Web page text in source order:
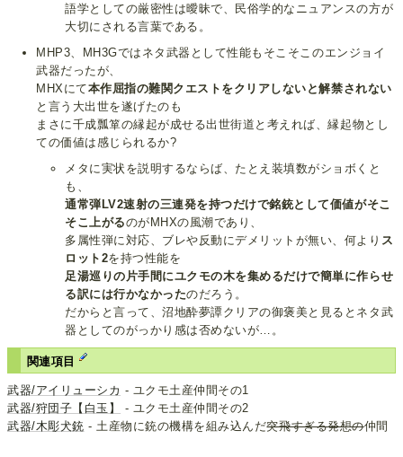
語学としての厳密性は曖昧で、民俗学的なニュアンスの方が
大切にされる言葉である。
MHP3、MH3Gではネタ武器として性能もそこそこのエンジョイ
武器だったが、
MHXにて本作屈指の難関クエストをクリアしないと解禁されない
と言う大出世を遂げたのも
まさに千成瓢箪の縁起が成せる出世街道と考えれば、縁起物とし
ての価値は感じられるか?
メタに実状を説明するならば、たとえ装填数がショボくと
も、
通常弾LV2速射の三連発を持つだけで銘銃として価値がそこ
そこ上がるのがMHXの風潮であり、
多属性弾に対応、ブレや反動にデメリットが無い、何より ス
ロット2を持つ性能を
足湯巡りの片手間にユクモの木を集めるだけで簡単に作らせ
る訳には行かなかったのだろう。
だからと言って、沼地酔夢譚クリアの御褒美と見るとネタ武
器としてのがっかり感は否めないが…。
関連項目
武器/アイリューシカ ‐ ユクモ土産仲間その1
武器/狩団子【白玉】
‐ ユクモ土産仲間その2
武器/木彫犬銃 - 土産物に銃の機構を組み込んだ突飛すぎる発想の仲間